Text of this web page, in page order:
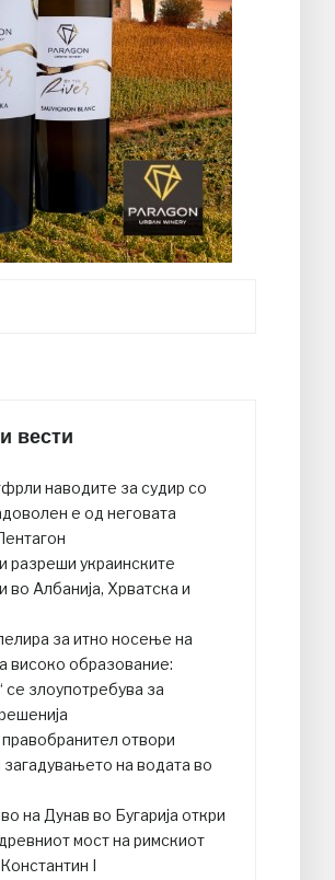
вести
наводите за судир со
е од неговата
разреши украинските
во Албанија, Хрватска и
за итно носење на
високо образование:
се злоупотребува за
отвори
на водата во
на Дунав во Бугарија откри
мост на римскиот
I